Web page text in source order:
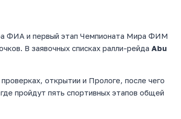
ФИА и первый этап Чемпионата Мира ФИМ
В заявочных списках ралли-рейда Abu
открытии и Прологе, после чего
пройдут пять спортивных этапов общей